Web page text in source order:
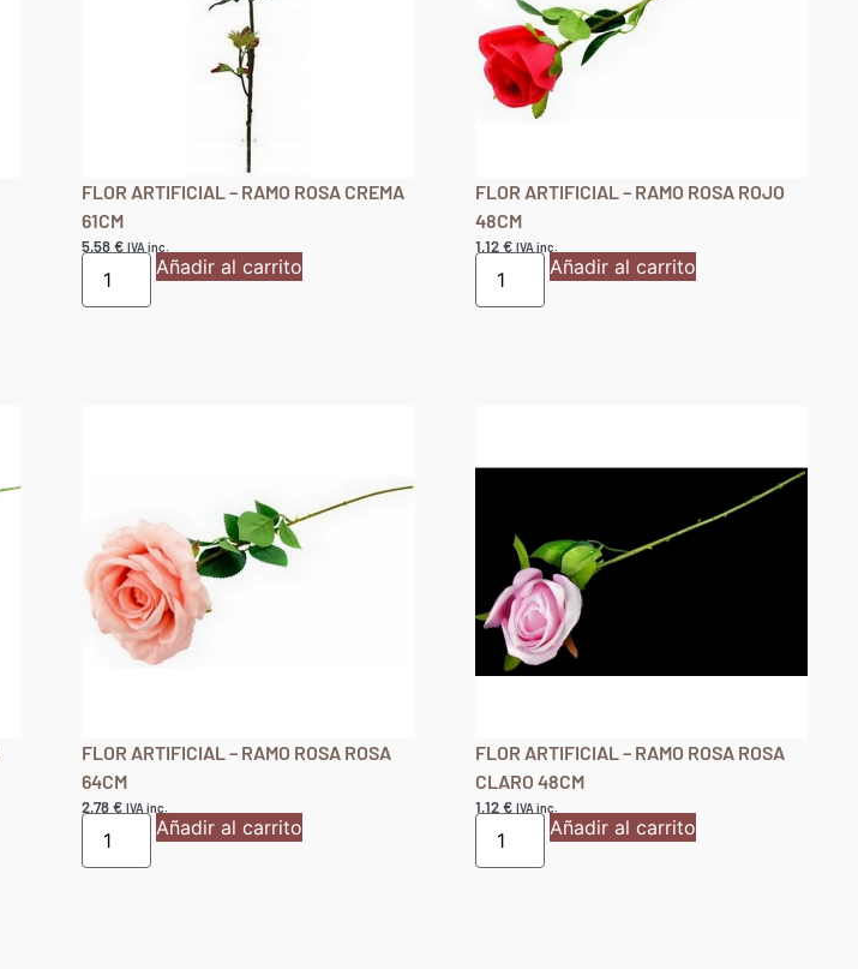
FLOR ARTIFICIAL – RAMO ROSA CREMA
61CM
5,58€ IVA inc.
Añadir al carrito
FLOR ARTIFICIAL – RAMO ROSA ROJO
48CM
1,12€ IVA inc.
Añadir al carrito
FLOR ARTIFICIAL – RAMO ROSA ROSA
64CM
2,78€ IVA inc.
Añadir al carrito
FLOR ARTIFICIAL – RAMO ROSA ROSA
CLARO 48CM
1,12€ IVA inc.
Añadir al carrito